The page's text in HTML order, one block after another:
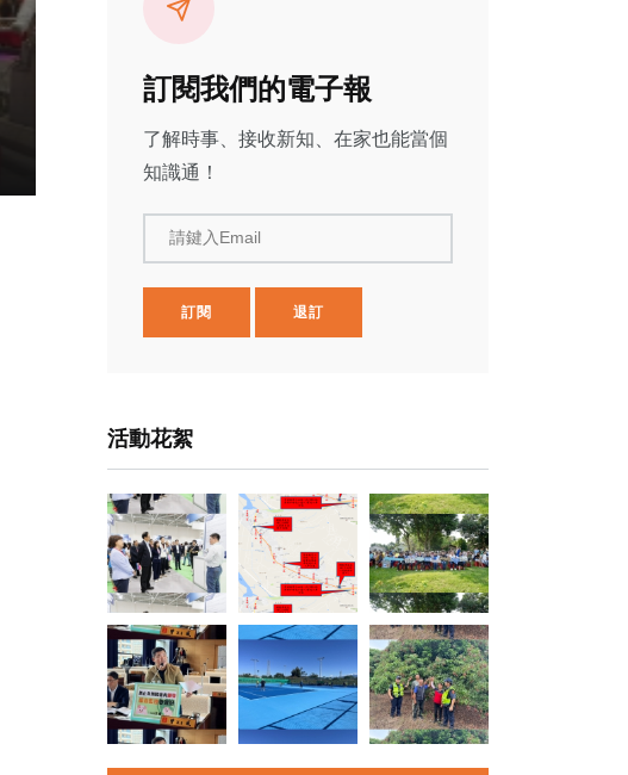
訂閱我們的電子報
了解時事、接收新知、在家也能當個
知識通！
請鍵入Email
訂閱 退訂
活動花絮